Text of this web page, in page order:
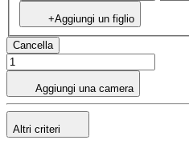
+Aggiungi un figlio
Cancella
Aggiungi una camera
Altri criteri